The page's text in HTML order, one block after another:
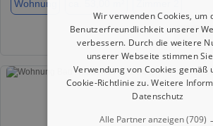
Wohnung
★
Wir verwenden Cookies, um
Benutzerfreundlichkeit unserer
verbessern. Durch die weitere
unserer Webseite stimmen
Verwendung von Cookies gemäß
Cookie-Richtlinie zu.Weitere
Datenschutz
Alle Partner anzeigen(709)